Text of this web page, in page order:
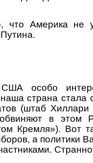
что Америка не
особо
страна стала
(штаб
обвиняют в этом
Кремля»). Вот
а политики